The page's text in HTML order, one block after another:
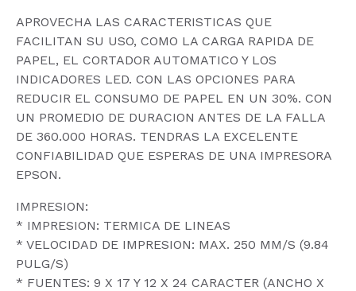
APROVECHA LAS CARACTERISTICAS QUE
FACILITAN SU USO, COMO LA CARGA RAPIDA DE
PAPEL, EL CORTADOR AUTOMATICO Y LOS
INDICADORES LED. CON LAS OPCIONES PARA
REDUCIR EL CONSUMO DE PAPEL EN UN 30%. CON
UN PROMEDIO DE DURACION ANTES DE LA FALLA
DE 360.000 HORAS. TENDRAS LA EXCELENTE
CONFIABILIDAD QUE ESPERAS DE UNA IMPRESORA
EPSON.
IMPRESION:
* IMPRESION: TERMICA DE LINEAS
* VELOCIDAD DE IMPRESION: MAX. 250 MM/S (9.84
PULG/S)
* FUENTES: 9 X 17 Y 12 X 24 CARACTER (ANCHO X